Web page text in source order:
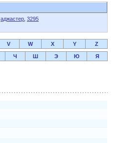
аджастер 3295
V W X Y Z
Ч Ш Э Ю Я